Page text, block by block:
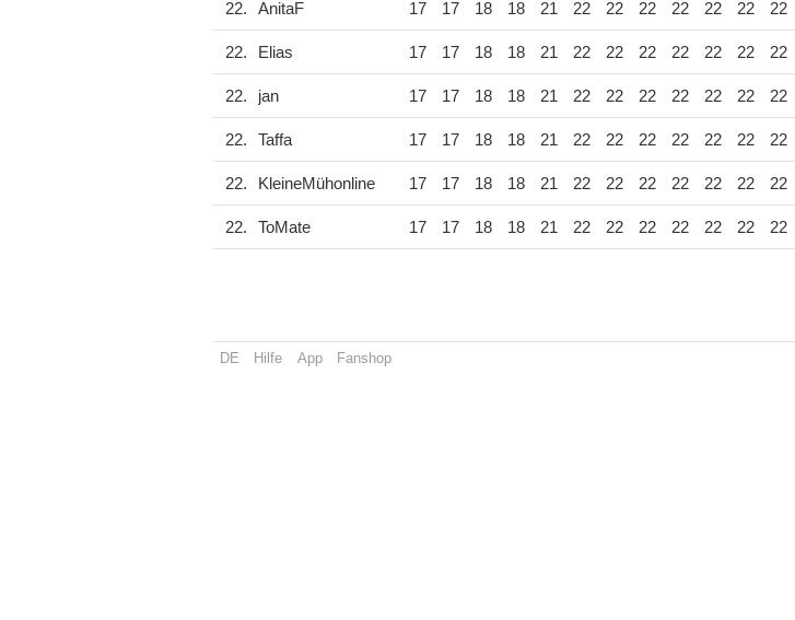
22. AnitaF 17 17 18 18 21 22 22 22 22 22 22 22
22. Elias 17 17 18 18 21 22 22 22 22 22 22 22
22. jan 17 17 18 18 21 22 22 22 22 22 22 22
22. Taffa 17 17 18 18 21 22 22 22 22 22 22 22
22. KleineMühonline 17 17 18 18 21 22 22 22 22 22 22 22
22. ToMate 17 17 18 18 21 22 22 22 22 22 22 22
DE Hilfe App Fanshop